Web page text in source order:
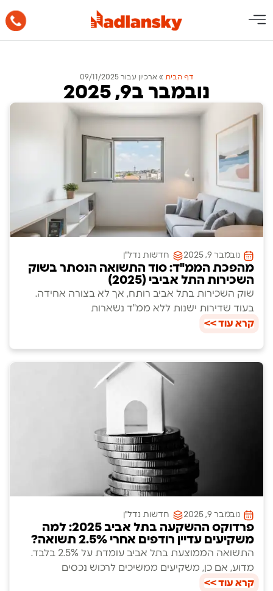
דף הבית » ארכיון עבור 09/11/2025
נובמבר ב9, 2025
נובמבר 9, 2025 חדשות נדל"ן
מהפכת הממ"ד: סוד התשואה הנסתר בשוק
השכירות התל אביבי (2025)
שוק השכירות בתל אביב רותח, אך לא בצורה אחידה.
בעוד שדירות ישנות ללא ממ"ד נשארות
קרא עוד >>
נובמבר 9, 2025 חדשות נדל"ן
פרדוקס ההשקעה בתל אביב 2025: למה
משקיעים עדיין רודפים אחרי 2.5% תשואה?
התשואה הממוצעת בתל אביב עומדת על 2.5% בלבד.
מדוע, אם כן, משקיעים ממשיכים לרכוש נכסים
קרא עוד >>